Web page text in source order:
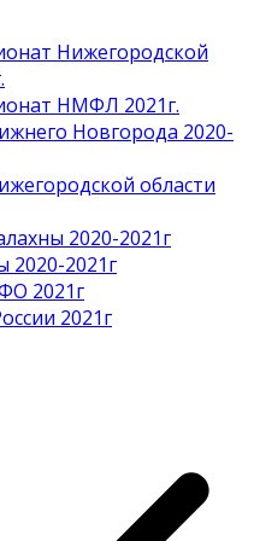
Нижегородской
НМФЛ 2021г.
Новгорода 2020-
области
2020-2021г
2020-2021г
2021г
2021г